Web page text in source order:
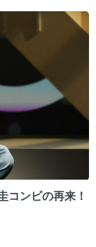
コンビの再来！